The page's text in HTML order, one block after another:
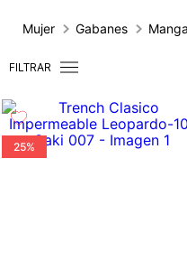
Mujer Gabanes
FILTRAR
25%
body studio f
8.
blusa
9.
short